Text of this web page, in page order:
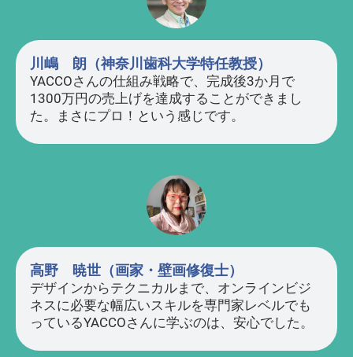
川嶋 朗（神奈川歯科大学特任教授）
YACCOさんの仕組み戦略で、完成後3か月で
1300万円の売上げを達成することができまし
た。まさにプロ！という感じです。
高野 暁世（画家・壁画修復士）
デザインからテクニカルまで、オンラインビジ
ネスに必要な幅広いスキルを専門家レベルでも
っているYACCOさんに学ぶのは、安心でした。